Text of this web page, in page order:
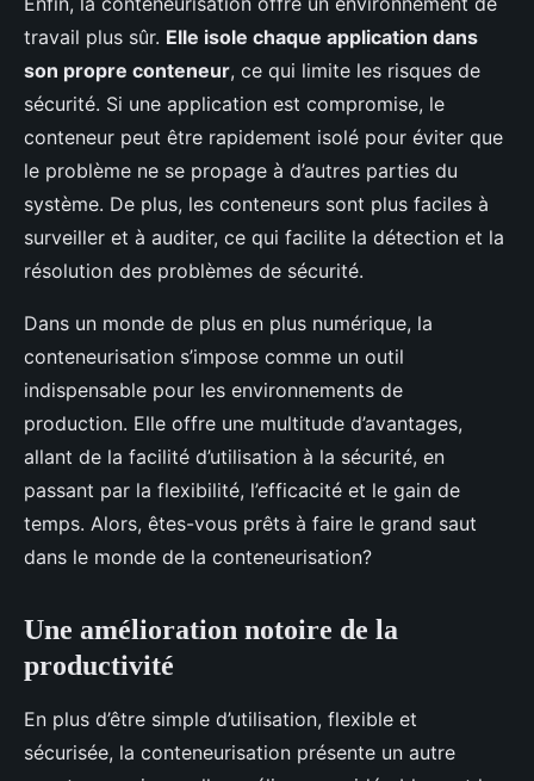
travail plus sûr. Elle isole chaque application dans
son propre conteneur, ce qui limite les risques de
sécurité. Si une application est compromise, le
conteneur peut être rapidement isolé pour éviter que
le problème ne se propage à d’autres parties du
système. De plus, les conteneurs sont plus faciles à
surveiller et à auditer, ce qui facilite la détection et la
résolution des problèmes de sécurité.
Dans un monde de plus en plus numérique, la
conteneurisation s’impose comme un outil
indispensable pour les environnements de
production. Elle offre une multitude d’avantages,
allant de la facilité d’utilisation à la sécurité, en
passant par la flexibilité, l’efficacité et le gain de
temps. Alors, êtes-vous prêts à faire le grand saut
dans le monde de la conteneurisation?
Une amélioration notoire de la
productivité
En plus d’être simple d’utilisation, flexible et
sécurisée, la conteneurisation présente un autre